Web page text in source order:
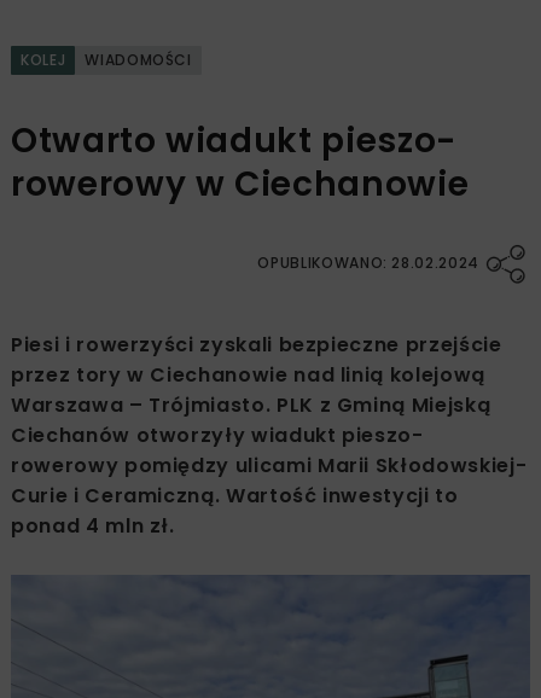
KOLEJ WIADOMOŚCI
Otwarto wiadukt pieszo-
rowerowy w Ciechanowie
OPUBLIKOWANO: 28.02.2024
Piesi i rowerzyści zyskali bezpieczne przejście
przez tory w Ciechanowie nad linią kolejową
Warszawa – Trójmiasto. PLK z Gminą Miejską
Ciechanów otworzyły wiadukt pieszo-
rowerowy pomiędzy ulicami Marii Skłodowskiej-
Curie i Ceramiczną. Wartość inwestycji to
ponad 4 mln zł.